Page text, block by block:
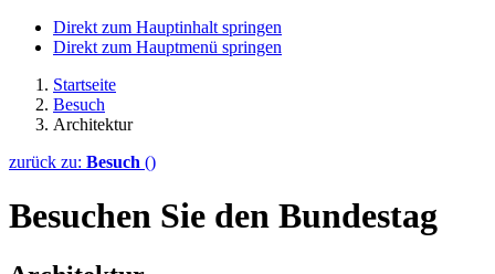
Direkt zum Hauptinhalt springen
Direkt zum Hauptmenü springen
Startseite
Besuch
Architektur
zurück zu: Besuch ()
Besuchen Sie den Bundestag